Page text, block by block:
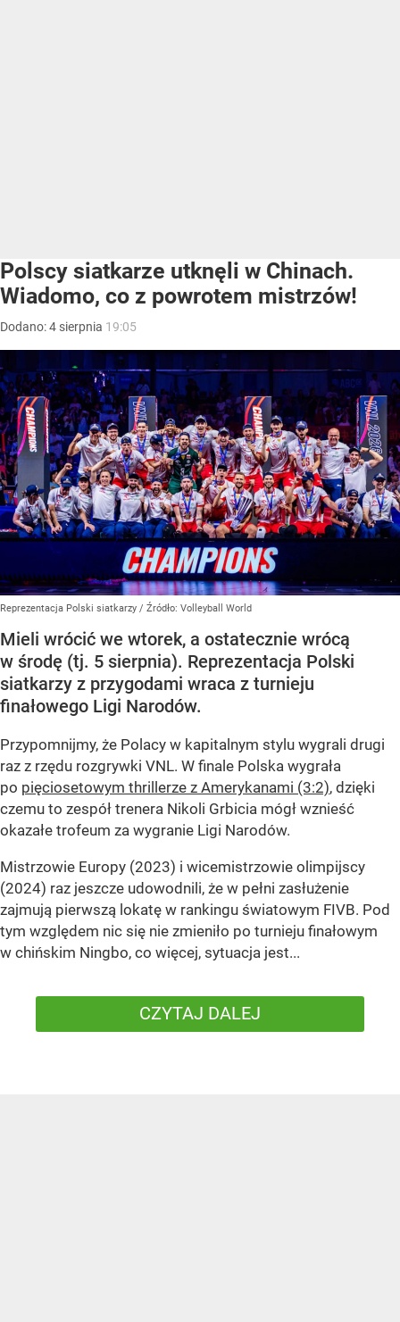
Polscy siatkarze utknęli w Chinach.
Wiadomo, co z powrotem mistrzów!
Dodano:4 sierpnia 19:05
Reprezentacja Polski siatkarzy / Źródło: Volleyball World
Mieli wrócić we wtorek, a ostatecznie wrócą
w środę (tj. 5 sierpnia). Reprezentacja Polski
siatkarzy z przygodami wraca z turnieju
finałowego Ligi Narodów.
Przypomnijmy, że Polacy w kapitalnym stylu wygrali drugi
raz z rzędu rozgrywki VNL. W finale Polska wygrała
po pięciosetowym thrillerze z Amerykanami (3:2), dzięki
czemu to zespół trenera Nikoli Grbicia mógł wznieść
okazałe trofeum za wygranie Ligi Narodów.
Mistrzowie Europy (2023) i wicemistrzowie olimpijscy
(2024) raz jeszcze udowodnili, że w pełni zasłużenie
zajmują pierwszą lokatę w rankingu światowym FIVB. Pod
tym względem nic się nie zmieniło po turnieju finałowym
w chińskim Ningbo, co więcej, sytuacja jest...
CZYTAJ DALEJ